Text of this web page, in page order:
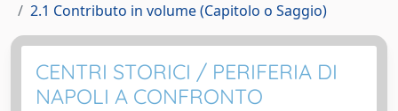
2.1 Contributo in volume (Capitolo o Saggio)
CENTRI STORICI / PERIFERIA DI
NAPOLI A CONFRONTO